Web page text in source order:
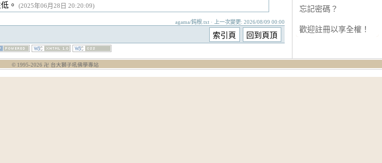
。 (2025年06月28日 20:20:09)
agama/鈍根.txt · 上一次變更: 2026/08/09 00:00
忘記密碼？
歡迎註冊以享全權！
© 1995-2026 卍 台大獅子吼佛學專站